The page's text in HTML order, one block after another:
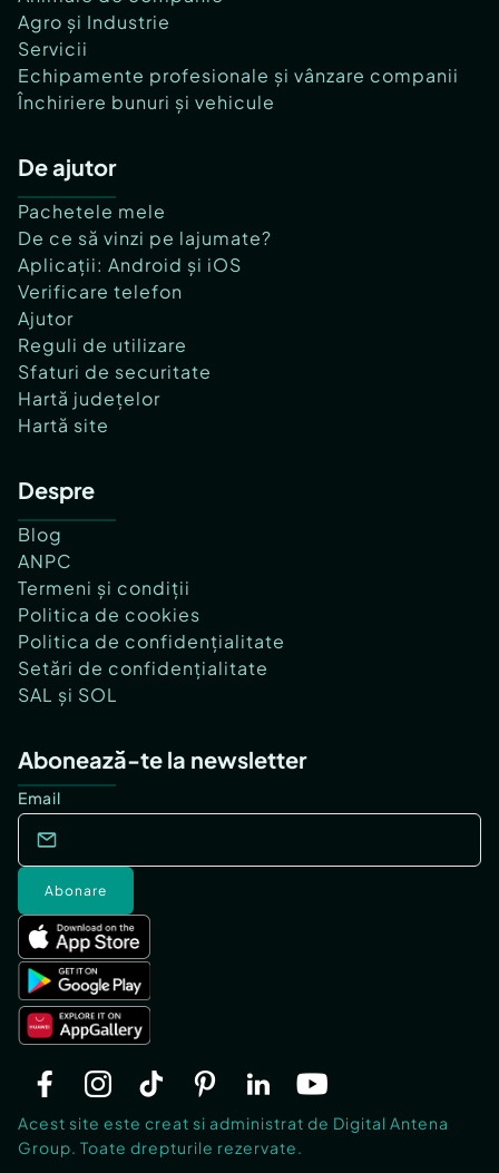
Agro și Industrie
Servicii
Echipamente profesionale și vânzare companii
Închiriere bunuri și vehicule
De ajutor
Pachetele mele
De ce să vinzi pe lajumate?
Aplicații: Android și iOS
Verificare telefon
Ajutor
Reguli de utilizare
Sfaturi de securitate
Hartă județelor
Hartă site
Despre
Blog
ANPC
Termeni și condiții
Politica de cookies
Politica de confidențialitate
Setări de confidențialitate
SAL și SOL
Abonează-te la newsletter
Email
Abonare
Acest site este creat si administrat de Digital Antena
Group. Toate drepturile rezervate.